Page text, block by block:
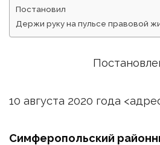
Постановил
Держи руку на пульсе правовой
10 августа 2020 года
Симферопольский